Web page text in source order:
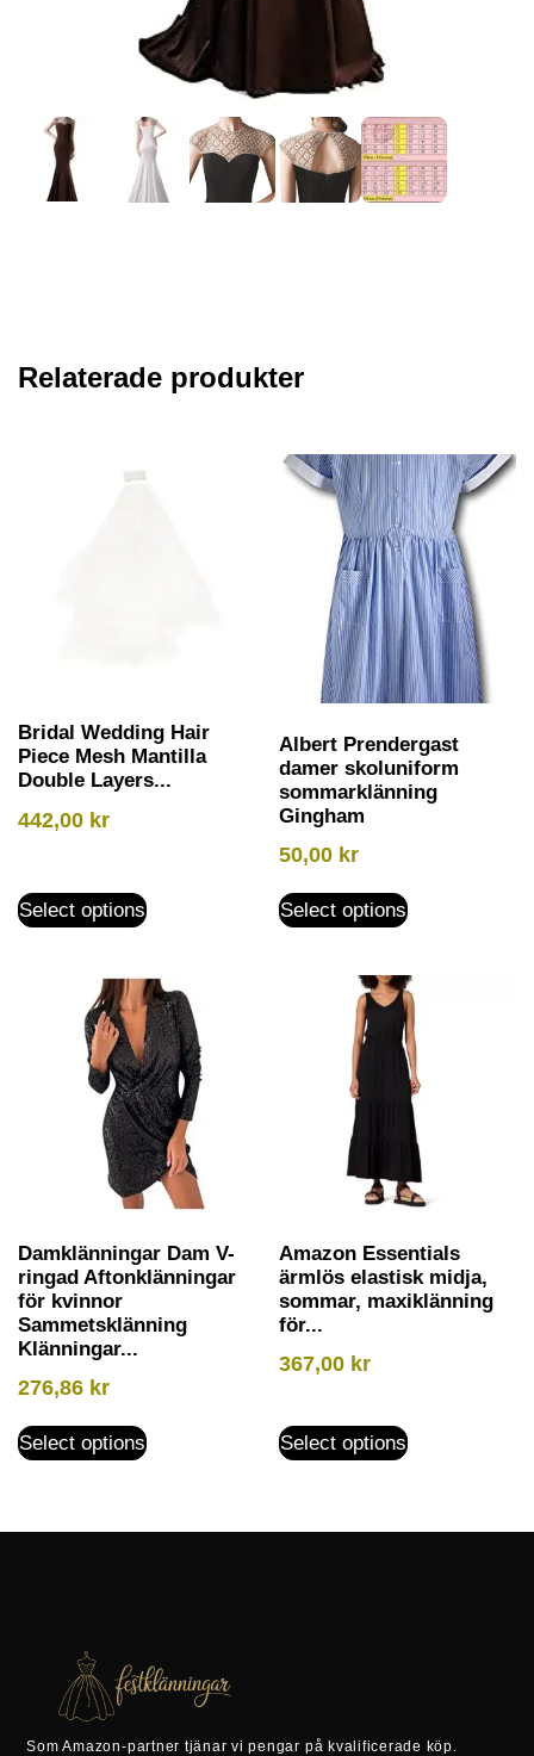
Relaterade produkter
Bridal Wedding Hair
Piece Mesh Mantilla
Double Layers...
442,00 kr
Select options
Albert Prendergast
damer skoluniform
sommarklänning
Gingham
50,00 kr
Select options
Damklänningar Dam V-
ringad Aftonklänningar
för kvinnor
Sammetsklänning
Klänningar...
276,86 kr
Select options
Amazon Essentials
ärmlös elastisk midja,
sommar, maxiklänning
för...
367,00 kr
Select options
Som Amazon-partner tjänar vi pengar på kvalificerade köp.